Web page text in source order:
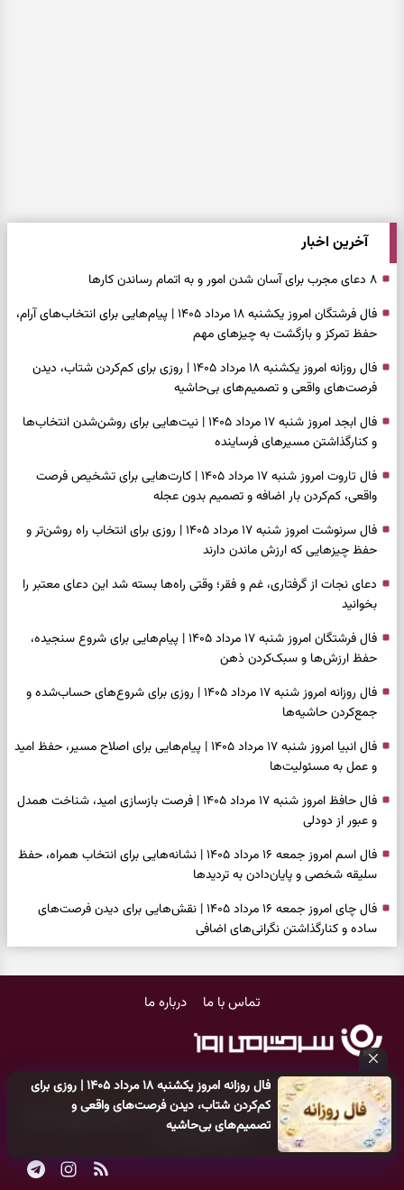
فال روزانه امروز یکشنبه ۱۸ مرداد ۱۴۰۵ | روزی برای
کم‌کردن شتاب، دیدن فرصت‌های واقعی و
تصمیم‌های بی‌حاشیه
آخرین اخبار
۸ دعای مجرب برای آسان شدن امور و به اتمام رساندن کار‌ها
فال فرشتگان امروز یکشنبه ۱۸ مرداد ۱۴۰۵ | پیام‌هایی برای انتخاب‌های آرام،
حفظ تمرکز و بازگشت به چیزهای مهم
فال روزانه امروز یکشنبه ۱۸ مرداد ۱۴۰۵ | روزی برای کم‌کردن شتاب، دیدن
فرصت‌های واقعی و تصمیم‌های بی‌حاشیه
فال ابجد امروز شنبه ۱۷ مرداد ۱۴۰۵ | نیت‌هایی برای روشن‌شدن انتخاب‌ها
و کنارگذاشتن مسیرهای فرساینده
فال تاروت امروز شنبه ۱۷ مرداد ۱۴۰۵ | کارت‌هایی برای تشخیص فرصت
واقعی، کم‌کردن بار اضافه و تصمیم بدون عجله
فال سرنوشت امروز شنبه ۱۷ مرداد ۱۴۰۵ | روزی برای انتخاب راه روشن‌تر و
حفظ چیزهایی که ارزش ماندن دارند
دعای نجات از گرفتاری، غم و فقر؛ وقتی راه‌ها بسته شد این دعای معتبر را
بخوانید
فال فرشتگان امروز شنبه ۱۷ مرداد ۱۴۰۵ | پیام‌هایی برای شروع سنجیده،
حفظ ارزش‌ها و سبک‌کردن ذهن
فال روزانه امروز شنبه ۱۷ مرداد ۱۴۰۵ | روزی برای شروع‌های حساب‌شده و
جمع‌کردن حاشیه‌ها
فال انبیا امروز شنبه ۱۷ مرداد ۱۴۰۵ | پیام‌هایی برای اصلاح مسیر، حفظ امید
و عمل به مسئولیت‌ها
فال حافظ امروز شنبه ۱۷ مرداد ۱۴۰۵ | فرصت بازسازی امید، شناخت همدل
و عبور از دودلی
فال اسم امروز جمعه ۱۶ مرداد ۱۴۰۵ | نشانه‌هایی برای انتخاب همراه، حفظ
سلیقه شخصی و پایان‌دادن به تردیدها
فال چای امروز جمعه ۱۶ مرداد ۱۴۰۵ | نقش‌هایی برای دیدن فرصت‌های
ساده و کنارگذاشتن نگرانی‌های اضافی
کارها و روشن‌کردن خواسته‌ها
انتخاب درست و حفظ فرصت‌های ارزشمند
فال تاروت امروز جمعه ۱۶ مرداد ۱۴۰۵ | کارت‌هایی برای حفظ دستاوردها،
شنیدن ندای درون و حرکت در زمان مناسب
فال سرنوشت امروز جمعه ۱۶ مرداد ۱۴۰۵ | روزی برای سبک‌کردن انتخاب‌ها و
تماس با ما درباره ما
کلیه حقوق مادی و معنوی این سایت متعلق بهپایگاه خبری سرگرمی روز
می‌باشد و هر گونه کپی‌برداری توسط دیگر سایت‌ها
اکیدا ممنوع
و پیگرد قانونی دارد.